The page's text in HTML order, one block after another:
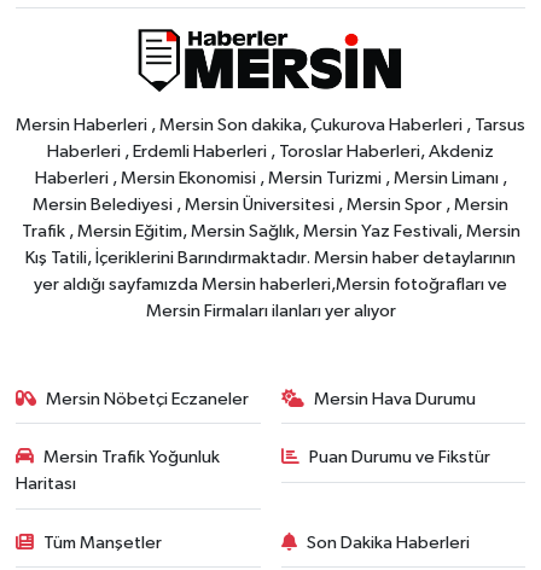
Mersin Haberleri , Mersin Son dakika, Çukurova Haberleri , Tarsus
Haberleri , Erdemli Haberleri , Toroslar Haberleri, Akdeniz
Haberleri , Mersin Ekonomisi , Mersin Turizmi , Mersin Limanı ,
Mersin Belediyesi , Mersin Üniversitesi , Mersin Spor , Mersin
Trafik , Mersin Eğitim, Mersin Sağlık, Mersin Yaz Festivali, Mersin
Kış Tatili, İçeriklerini Barındırmaktadır. Mersin haber detaylarının
yer aldığı sayfamızda Mersin haberleri,Mersin fotoğrafları ve
Mersin Firmaları ilanları yer alıyor
Mersin Nöbetçi Eczaneler Mersin Hava Durumu
Mersin Trafik Yoğunluk
Haritası
Puan Durumu ve Fikstür
Tüm Manşetler Son Dakika Haberleri